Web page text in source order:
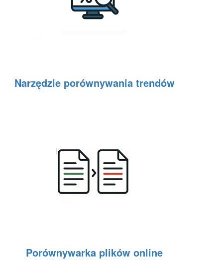
Narzędzie porównywania trendów
Porównywarka plików online